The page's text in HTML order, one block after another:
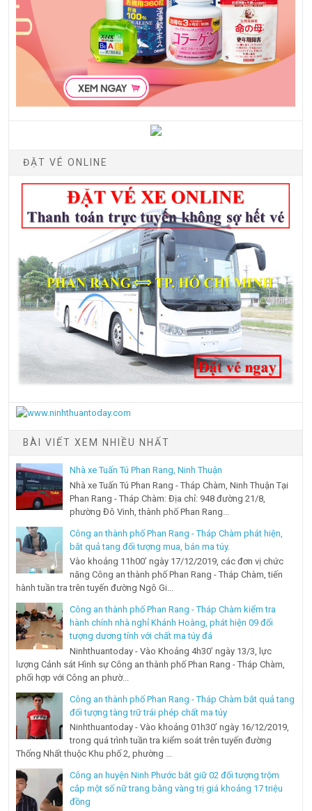
ĐẶT VÉ ONLINE
BÀI VIẾT XEM NHIỀU NHẤT
Nhà xe Tuấn Tú Phan Rang, Ninh Thuận
Nhà xe Tuấn Tú Phan Rang - Tháp Chàm, Ninh Thuận Tại
Phan Rang - Tháp Chàm: Địa chỉ: 948 đường 21/8,
phường Đô Vinh, thành phố Phan Rang...
Công an thành phố Phan Rang - Tháp Chàm phát hiện,
bắt quả tang đối tượng mua, bán ma túy.
Vào khoảng 11h00’ ngày 17/12/2019, các đơn vị chức
năng Công an thành phố Phan Rang - Tháp Chàm, tiến
hành tuần tra trên tuyến đường Ngô Gi...
Công an thành phố Phan Rang - Tháp Chàm kiểm tra
hành chính nhà nghỉ Khánh Hoàng, phát hiện 09 đối
tượng dương tính với chất ma túy đá
Ninhthuantoday - Vào Khoảng 4h30’ ngày 13/3, lực
lượng Cảnh sát Hình sự Công an thành phố Phan Rang - Tháp Chàm,
phối hợp với Công an phườ...
Công an thành phố Phan Rang - Tháp Chàm bắt quả tang
đối tượng tàng trữ trái phép chất ma túy
Ninhthuantoday - Vào khoảng 01h30’ ngày 16/12/2019,
trong quá trình tuần tra kiểm soát trên tuyến đường
Thống Nhất thuộc Khu phố 2, phường ...
Công an huyện Ninh Phước bắt giữ 02 đối tượng trộm
cắp một số nữ trang bằng vàng trị giá khoảng 17 triệu
đồng